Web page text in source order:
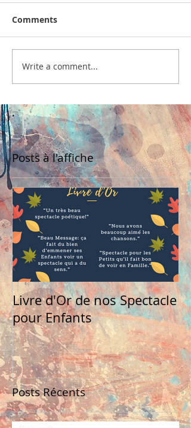
Comments
Write a comment...
Posts à l'affiche
Livre d'Or de nos Spectacle
pour Enfants
Posts Récents